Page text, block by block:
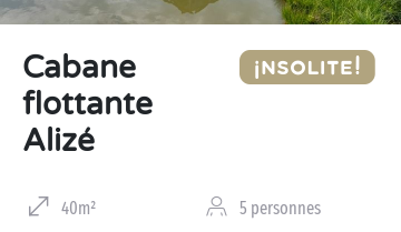
Cabane
flottante
Alizé
40m² 5 personnes